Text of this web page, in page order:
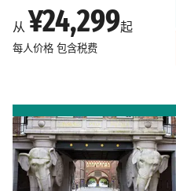
从 ¥24,299起
每人价格 包含税费